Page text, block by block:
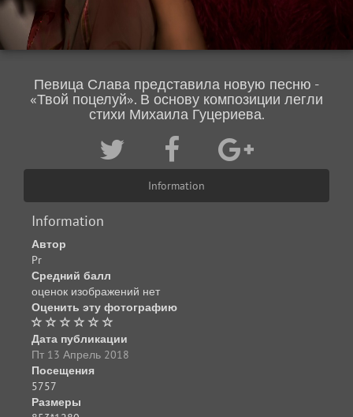
Певица Слава представила новую песню -
«Твой поцелуй». В основу композиции легли
стихи Михаила Гуцериева.
Information
Information
Автор
Pr
Средний балл
оценок изображений нет
Оценить эту фотографию
Дата публикации
Пт 13 Апрель 2018
Посещения
5757
Размеры